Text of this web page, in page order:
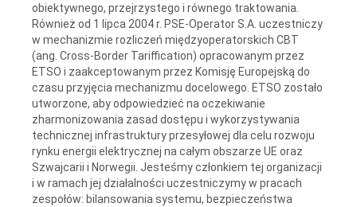
obiektywnego, przejrzystego i równego traktowania.
Również od 1 lipca 2004 r. PSE-Operator S.A. uczestniczy
w mechanizmie rozliczeń międzyoperatorskich CBT
(ang. Cross-Border Tariffication) opracowanym przez
ETSO i zaakceptowanym przez Komisję Europejską do
czasu przyjęcia mechanizmu docelowego. ETSO zostało
utworzone, aby odpowiedzieć na oczekiwanie
zharmonizowania zasad dostępu i wykorzystywania
technicznej infrastruktury przesyłowej dla celu rozwoju
rynku energii elektrycznej na całym obszarze UE oraz
Szwajcarii i Norwegii. Jesteśmy członkiem tej organizacji
i w ramach jej działalności uczestniczymy w pracach
zespołów: bilansowania systemu, bezpieczeństwa